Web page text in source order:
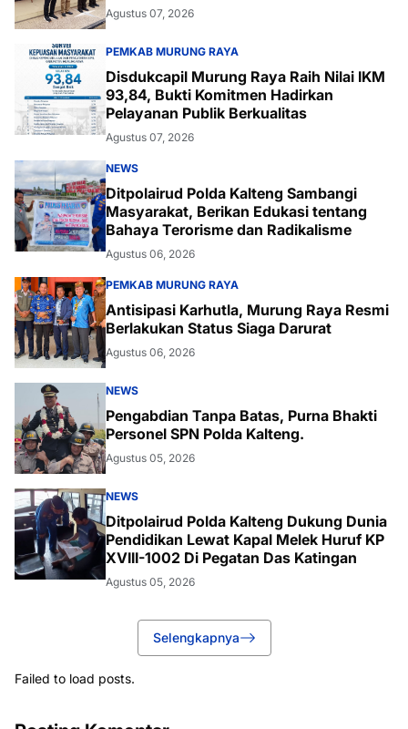
Agustus 07, 2026
PEMKAB MURUNG RAYA
Disdukcapil Murung Raya Raih Nilai IKM
93,84, Bukti Komitmen Hadirkan
Pelayanan Publik Berkualitas
Agustus 07, 2026
NEWS
Ditpolairud Polda Kalteng Sambangi
Masyarakat, Berikan Edukasi tentang
Bahaya Terorisme dan Radikalisme
Agustus 06, 2026
PEMKAB MURUNG RAYA
Antisipasi Karhutla, Murung Raya Resmi
Berlakukan Status Siaga Darurat
Agustus 06, 2026
NEWS
Pengabdian Tanpa Batas, Purna Bhakti
Personel SPN Polda Kalteng.
Agustus 05, 2026
NEWS
Ditpolairud Polda Kalteng Dukung Dunia
Pendidikan Lewat Kapal Melek Huruf KP
XVIII-1002 Di Pegatan Das Katingan
Agustus 05, 2026
Selengkapnya
Failed to load posts.